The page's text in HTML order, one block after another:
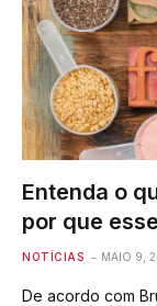
Entenda o
por que
NOTÍCIAS MAIO 9,
De acordo com